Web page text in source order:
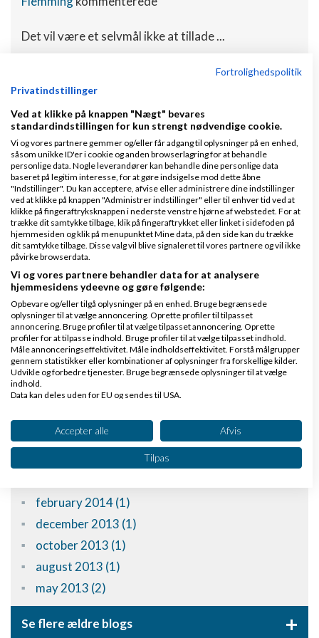
Det vil være et selvmål ikke at tillade ...
Kan jeg trække kørsel fra når jeg arbejd...
Kørselstaksterne falder i...
Cookie - John Hannoverkommenterede
Hlin - Ja du kan sige ansatte har det li...
Indlæs flere kommentarer
Arkiv
april 2021 (1)
september 2020 (1)
december 2015 (1)
april 2015 (1)
january 2015 (1)
february 2014 (1)
december 2013 (1)
october 2013 (1)
august 2013 (1)
may 2013 (2)
Se flere ældre blogs +
Fortrolighedspolitik
Privatindstillinger
Ved at klikke på knappen "Nægt" bevares
standardindstillingen for kun strengt nødvendige cookie.
Vi og vores partnere gemmer og/eller får adgang til oplysninger på en enhed,
såsom unikke ID'er i cookie og anden browserlagring for at behandle
personlige data. Nogle leverandører kan behandle dine personlige data
baseret på legitim interesse, for at gøre indsigelse mod dette åbne
"Indstillinger". Du kan acceptere, afvise eller administrere dine indstillinger
ved at klikke på knappen "Administrer indstillinger" eller til enhver tid ved at
klikke på fingeraftryksknappen i nederste venstre hjørne af webstedet. For at
trække dit samtykke tilbage, klik på fingeraftrykket eller linket i sidefoden på
hjemmesiden og klik på menupunktet Mine data, på den side kan du trække
dit samtykke tilbage. Disse valg vil blive signaleret til vores partnere og vil ikke
påvirke browserdata.
Vi og vores partnere behandler data for at analysere
hjemmesidens ydeevne og gøre følgende:
Opbevare og/eller tilgå oplysninger på en enhed. Bruge begrænsede
oplysninger til at vælge annoncering. Oprette profiler til tilpasset
annoncering. Bruge profiler til at vælge tilpasset annoncering. Oprette
profiler for at tilpasse indhold. Bruge profiler til at vælge tilpasset indhold.
Måle annonceringseffektivitet. Måle indholdseffektivitet. Forstå målgrupper
gennem statistikker eller kombinationer af oplysninger fra forskellige kilder.
Udvikle og forbedre tjenester. Bruge begrænsede oplysninger til at vælge
indhold.
Data kan deles uden for EU og sendes til USA.
Se partnerliste (2 IAB-leverandører)
Vi bruger dine data til følgende formål:
IAB's behandlingsformål:
Opbevare og/eller tilgå oplysninger på en
enhed
Bruge begrænsede oplysninger til at vælge
annoncering
Oprette profiler til tilpasset annoncering
Accepter alle Afvis
Tilpas